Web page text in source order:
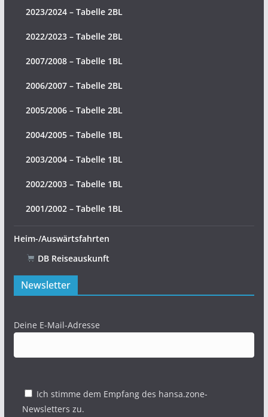
2023/2024 – Tabelle 2BL
2022/2023 – Tabelle 2BL
2007/2008 – Tabelle 1BL
2006/2007 – Tabelle 2BL
2005/2006 – Tabelle 2BL
2004/2005 – Tabelle 1BL
2003/2004 – Tabelle 1BL
2002/2003 – Tabelle 1BL
2001/2002 – Tabelle 1BL
Heim-/Auswärtsfahrten
DB Reiseauskunft
Newsletter
Deine E-Mail-Adresse
Ich stimme dem Empfang des hansa.zone-
Newsletters zu.